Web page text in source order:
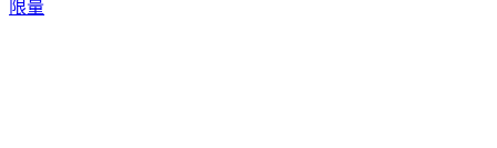
限量